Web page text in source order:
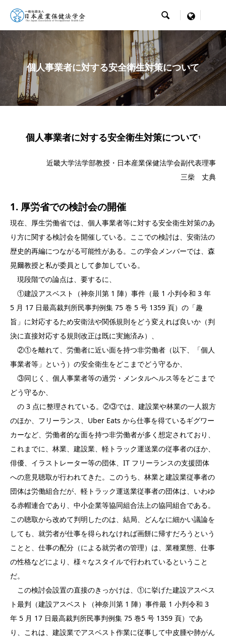

個人事業者に対する安全衛生対策について
個人事業者に対する安全衛生対策について1
近畿大学法学部教授・日本産業保健法学会副代表理事
三柴 丈典
1. 厚労省での検討会の開催
現在、厚生労働省では、個人事業者等に対する安全衛生対策のあ
り方に関する検討会を開催している。ここでの検討は、安衛法の
歴史的再編につながる可能性がある。この学会メンバーでは、森
晃爾教授と私が委員として参加している。
現段階での論点は、要するに、
①建設アスベスト（神奈川第 1 陣）事件（最 1 小判令和 3 年
5 月 17 日最高裁判所民事判例集 75 巻 5 号 1359 頁）の「趣
旨」に対応するため安衛法や関係規則をどう変えれば良いか（判
決に直接対応する規則改正は既に実施済み）、
②①を離れて、労働者に近い面を持つ非労働者（以下、「個人
事業者等」という）の安全衛生をどこまでどう守るか、
③同じく、個人事業者等の過労・メンタルヘルス等をどこまで
どう守るか、
の 3 点に整理されている。②③では、建設業や林業の一人親方
のほか、フリーランス、Uber Eats から仕事を得ているギグワー
カーなど、労働者的な面を持つ非労働者が多く想定されており、
これまでに、林業、建設業、軽トラック運送業の従事者のほか、
俳優、イラストレーター等の団体、IT フリーランスの支援団体
への意見聴取が行われてきた。このうち、林業と建設業従事者の
団体は労働組合だが、軽トラック運送業従事者の団体は、いわゆ
る赤帽連合であり、中小企業等協同組合法上の協同組合である。
この聴取から改めて判明したのは、結局、どんなに細かい議論を
しても、就労者が仕事を得られなければ画餅に帰すだろうという
ことと、仕事の配分（による就労者の管理）は、業種業態、仕事
の性格などにより、様々なスタイルで行われているということ
だ。
この検討会設置の直接のきっかけは、①に挙げた建設アスベス
ト最判（建設アスベスト（神奈川第 1 陣）事件最 1 小判令和 3
年 5 月 17 日最高裁判所民事判例集 75 巻5 号 1359 頁）であ
り、これは、建設業でアスベスト作業に従事して中皮腫や肺がん